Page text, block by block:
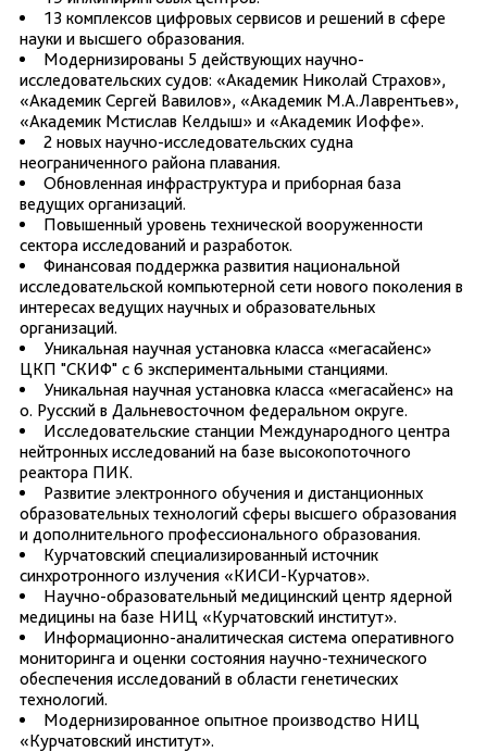
13 комплексов цифровых сервисов и решений в сфере
науки и высшего образования.
Модернизированы 5 действующих научно-
исследовательских судов: «Академик Николай Страхов»,
«Академик Сергей Вавилов», «Академик М.А.Лаврентьев»,
«Академик Мстислав Келдыш» и «Академик Иоффе».
2 новых научно-исследовательских судна
неограниченного района плавания.
Обновленная инфраструктура и приборная база
ведущих организаций.
Повышенный уровень технической вооруженности
сектора исследований и разработок.
Финансовая поддержка развития национальной
исследовательской компьютерной сети нового поколения в
интересах ведущих научных и образовательных
организаций.
Уникальная научная установка класса «мегасайенс»
ЦКП "СКИФ" с 6 экспериментальными станциями.
Уникальная научная установка класса «мегасайенс» на
о. Русский в Дальневосточном федеральном округе.
Исследовательские станции Международного центра
нейтронных исследований на базе высокопоточного
реактора ПИК.
Развитие электронного обучения и дистанционных
образовательных технологий сферы высшего образования
и дополнительного профессионального образования.
Курчатовский специализированный источник
синхротронного излучения «КИСИ-Курчатов».
Научно-образовательный медицинский центр ядерной
медицины на базе НИЦ «Курчатовский институт».
Информационно-аналитическая система оперативного
мониторинга и оценки состояния научно-технического
обеспечения исследований в области генетических
технологий.
Модернизированное опытное производство НИЦ
«Курчатовский институт».